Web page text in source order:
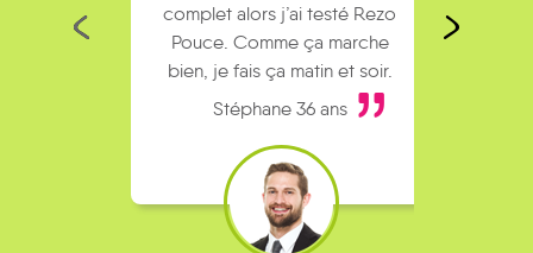
complet alors j’ai testé Rezo
Pouce. Comme ça marche
bien, je fais ça matin et soir.
Stéphane 36 ans